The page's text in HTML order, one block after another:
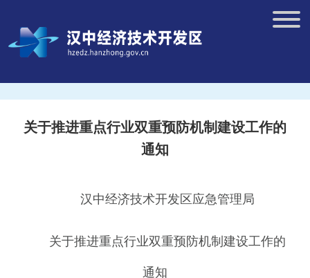
关于推进重点行业双重预防机制建设工作的
通知
汉中经济技术开发区应急管理局
关于推进重点行业双重预防机制 建设工作的
通知